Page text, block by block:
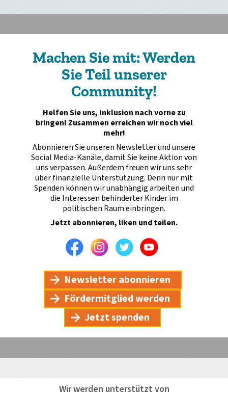
Machen Sie mit: Werden
Sie Teil unserer
Community!
Helfen Sie uns, Inklusion nach vorne zu
bringen! Zusammen erreichen wir noch viel
mehr!
Abonnieren Sie unseren Newsletter und unsere
Social Media-Kanäle, damit Sie keine Aktion von
uns verpassen. Außerdem freuen wir uns sehr
über finanzielle Unterstützung. Denn nur mit
Spenden können wir unabhängig arbeiten und
die Interessen behinderter Kinder im
politischen Raum einbringen.
Jetzt abonnieren, liken und teilen.
FacebookInstagramTwitterYoutube
Newsletter abonnieren
Fördermitglied werden
Jetzt spenden
Wir werden unterstützt von